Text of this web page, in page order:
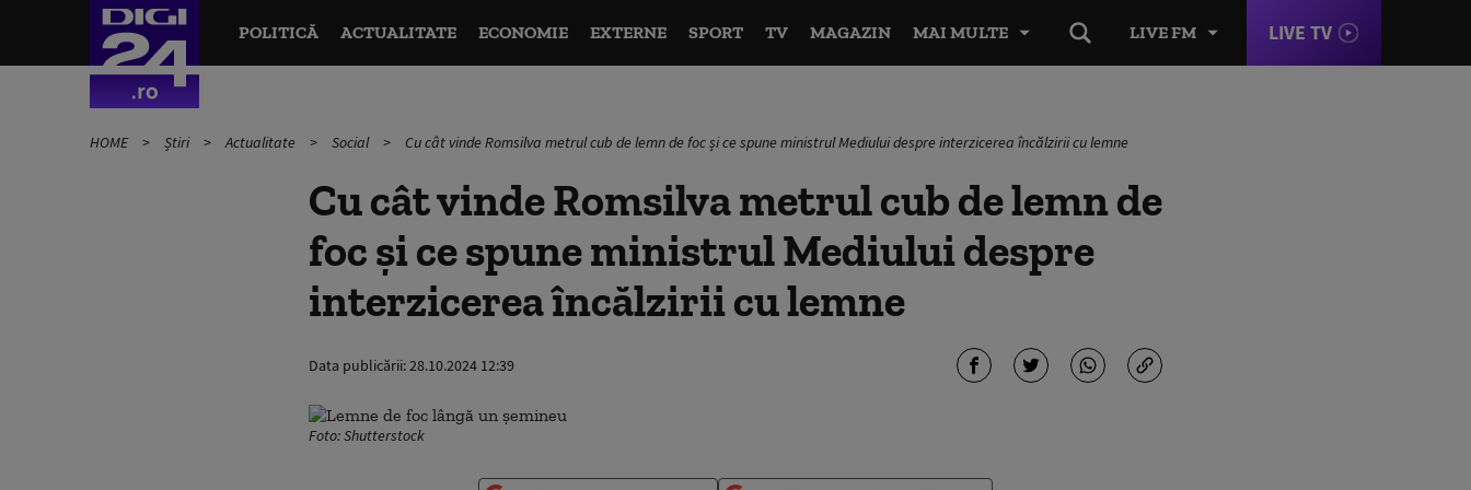
LIVE FM LIVE TV
POLITICĂ ACTUALITATE ECONOMIE EXTERNE SPORT TV MAGAZIN MAI MULTE
HOME Știri Actualitate Social Cu cât vinde Romsilva metrul cub de lemn de foc și ce spune ministrul Mediului despre interzicerea încălzirii cu lemne
Cu cât vinde Romsilva metrul cub de lemn de
foc și ce spune ministrul Mediului despre
interzicerea încălzirii cu lemne
Data publicării:28.10.2024 12:39
Foto: Shutterstock